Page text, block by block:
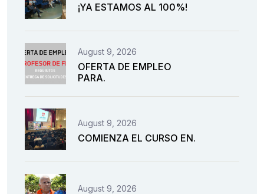
¡YA ESTAMOS AL 100%!
August 9, 2026
OFERTA DE EMPLEO
PARA.
August 9, 2026
COMIENZA EL CURSO EN.
August 9, 2026